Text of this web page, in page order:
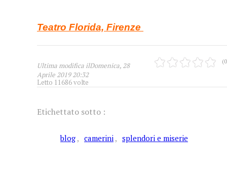
Teatro Florida, Firenze
Ultima modifica ilDomenica, 28
Aprile 2019 20:32
Letto 11686 volte
Etichettato sotto :
blog camerini splendori e miserie